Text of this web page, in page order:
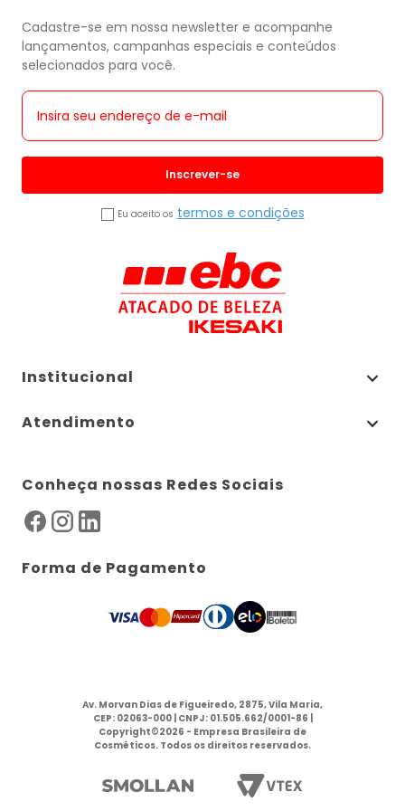
Cadastre-se em nossa newsletter e acompanhe
lançamentos, campanhas especiais e conteúdos
selecionados para você.
Inscrever-se
Eu aceito os termos e condições
Institucional
Atendimento
Conheça nossas Redes Sociais
Forma de Pagamento
Av. Morvan Dias de Figueiredo, 2875, Vila Maria,
CEP: 02063-000 | CNPJ: 01.505.662/0001-86 |
Copyright©2026 - Empresa Brasileira de
Cosméticos. Todos os direitos reservados.